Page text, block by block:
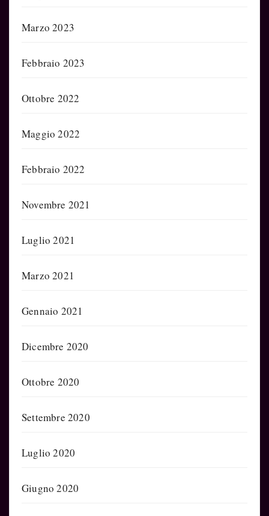
Marzo 2023
Febbraio 2023
Ottobre 2022
Maggio 2022
Febbraio 2022
Novembre 2021
Luglio 2021
Marzo 2021
Gennaio 2021
Dicembre 2020
Ottobre 2020
Settembre 2020
Luglio 2020
Giugno 2020